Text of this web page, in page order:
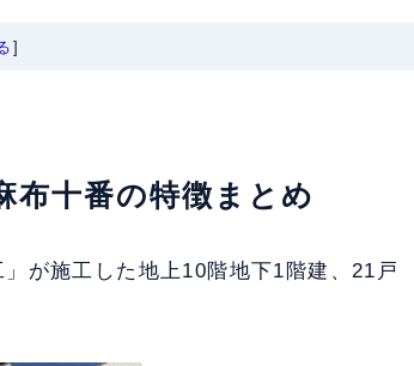
布十番の特徴まとめ
が施工した地上10階地下1階建、21戸